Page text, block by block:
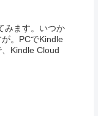
みます。いつか
。PCでKindle
Kindle Cloud